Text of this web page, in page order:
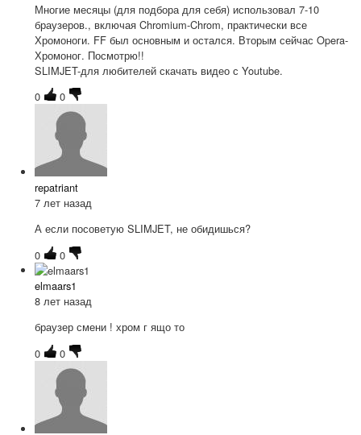
Многие месяцы (для подбора для себя) использовал 7-10
браузеров., включая Chromium-Chrom, практически все
Хромоноги. FF был основным и остался. Вторым сейчас Opera-
Хромоног. Посмотрю!!
SLIMJET-для любителей скачать видео с Youtube.
0
0
repatriant
7 лет назад
А если посоветую SLIMJET, не обидишься?
0
0
elmaars1
8 лет назад
браузер смени ! хром г ящо то
0
0